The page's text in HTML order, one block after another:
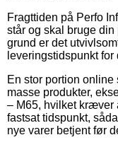
Fragttiden på Perfo
står og skal bruge din
grund er det
leveringstidspunkt
En stor portion
masse produkter,
– M65, hvilket kræver
fastsat tidspunkt,
nye varer betjent før